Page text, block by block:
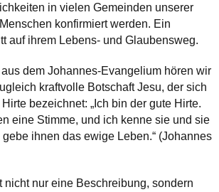
in vielen Gemeinden unserer
konfirmiert werden. Ein
auf ihrem Lebens- und Glaubensweg.
aus dem Johannes-Evangelium hören wir
kraftvolle Botschaft Jesu, der sich
bezeichnet: „Ich bin der gute Hirte.
eine Stimme, und ich kenne sie und sie
ihnen das ewige Leben.“ (Johannes
nicht nur eine Beschreibung, sondern